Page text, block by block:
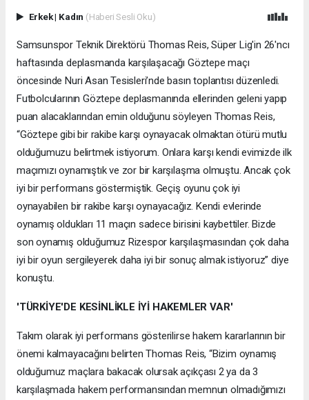
Erkek| Kadın (Haberi Sesli Oku)
Samsunspor Teknik Direktörü Thomas Reis, Süper Lig'in 26'ncı
haftasında deplasmanda karşılaşacağı Göztepe maçı
öncesinde Nuri Asan Tesisleri’nde basın toplantısı düzenledi.
Futbolcularının Göztepe deplasmanında ellerinden geleni yapıp
puan alacaklarından emin olduğunu söyleyen Thomas Reis,
“Göztepe gibi bir rakibe karşı oynayacak olmaktan ötürü mutlu
olduğumuzu belirtmek istiyorum. Onlara karşı kendi evimizde ilk
maçımızı oynamıştık ve zor bir karşılaşma olmuştu. Ancak çok
iyi bir performans göstermiştik. Geçiş oyunu çok iyi
oynayabilen bir rakibe karşı oynayacağız. Kendi evlerinde
oynamış oldukları 11 maçın sadece birisini kaybettiler. Bizde
son oynamış olduğumuz Rizespor karşılaşmasından çok daha
iyi bir oyun sergileyerek daha iyi bir sonuç almak istiyoruz” diye
konuştu.
'TÜRKİYE'DE KESİNLİKLE İYİ HAKEMLER VAR'
Takım olarak iyi performans gösterilirse hakem kararlarının bir
önemi kalmayacağını belirten Thomas Reis, “Bizim oynamış
olduğumuz maçlara bakacak olursak açıkçası 2 ya da 3
karşılaşmada hakem performansından memnun olmadığımızı